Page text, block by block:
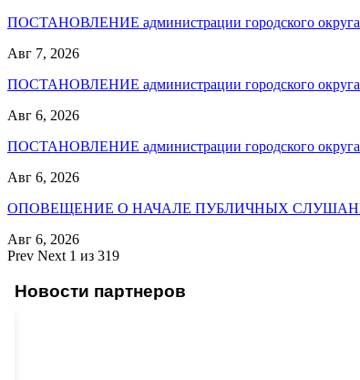
ПОСТАНОВЛЕНИЕ администрации городского
Авг 7, 2026
ПОСТАНОВЛЕНИЕ администрации городского
Авг 6, 2026
ПОСТАНОВЛЕНИЕ администрации городского
Авг 6, 2026
ОПОВЕЩЕНИЕ О НАЧАЛЕ ПУБЛИЧНЫХ СЛУШАНИЙ
Авг 6, 2026
Prev Next 1 из 319
Новости партнеров